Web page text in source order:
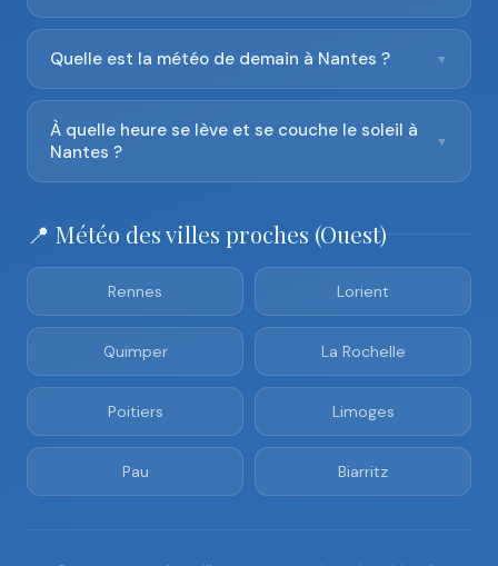
Quelle est la météo de demain à Nantes ? ▼
À quelle heure se lève et se couche le soleil à
Nantes ?
▼
📍 Météo des villes proches (Ouest)
Rennes Lorient
Quimper La Rochelle
Poitiers Limoges
Pau Biarritz